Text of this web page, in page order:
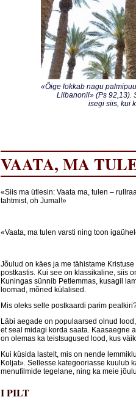
«Õige lokkab nagu
Liibanonil» (Ps 92,13).
isegi siis, kui
VAATA, MA
«Siis ma ütlesin: Vaata ma, tulen –
tahtmist, oh Jumal!»
«Vaata, ma tulen varsti ning toon
Jõulud on käes ja me tähistame
postkastis. Kui see on klassikaline, siis
Kuningas sünnib Petlemmas, kusagil
loomad, mõned külalised.
Mis oleks selle postkaardi parim
Läbi aegade on populaarsed olnud
et seal midagi korda saata. Kaasaegne
on olemas ka teistsugused lood, kus
Kui küsida lastelt, mis on nende
Koljat». Sellesse kategooriasse kuulub
menufilmide tegelane, ning ka meie
I PILT